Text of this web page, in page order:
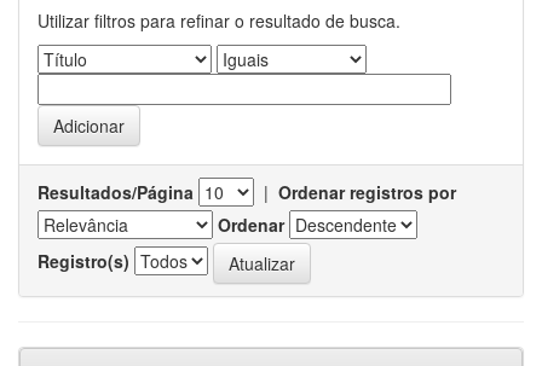
Utilizar filtros para refinar o resultado de busca.
Resultados/Página | Ordenar registros por
Ordenar
Registro(s)